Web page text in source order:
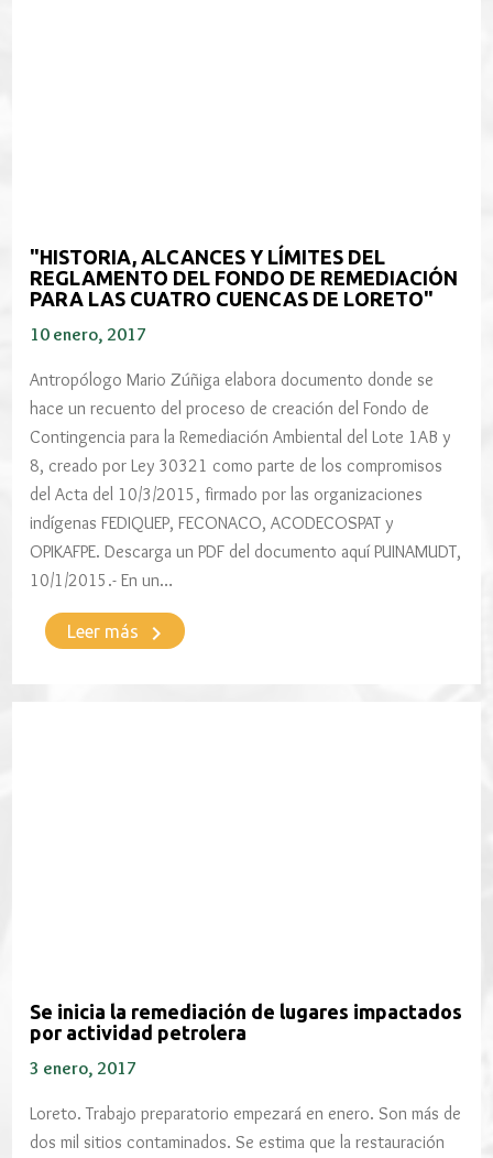
"HISTORIA, ALCANCES Y LÍMITES DEL
REGLAMENTO DEL FONDO DE REMEDIACIÓN
PARA LAS CUATRO CUENCAS DE LORETO"
10 enero, 2017
Antropólogo Mario Zúñiga elabora documento donde se
hace un recuento del proceso de creación del Fondo de
Contingencia para la Remediación Ambiental del Lote 1AB y
8, creado por Ley 30321 como parte de los compromisos
del Acta del 10/3/2015, firmado por las organizaciones
indígenas FEDIQUEP, FECONACO, ACODECOSPAT y
OPIKAFPE. Descarga un PDF del documento aquí PUINAMUDT,
10/1/2015.- En un…
Leer más keyboard_arrow_right
Se inicia la remediación de lugares impactados
por actividad petrolera
3 enero, 2017
Loreto. Trabajo preparatorio empezará en enero. Son más de
dos mil sitios contaminados. Se estima que la restauración